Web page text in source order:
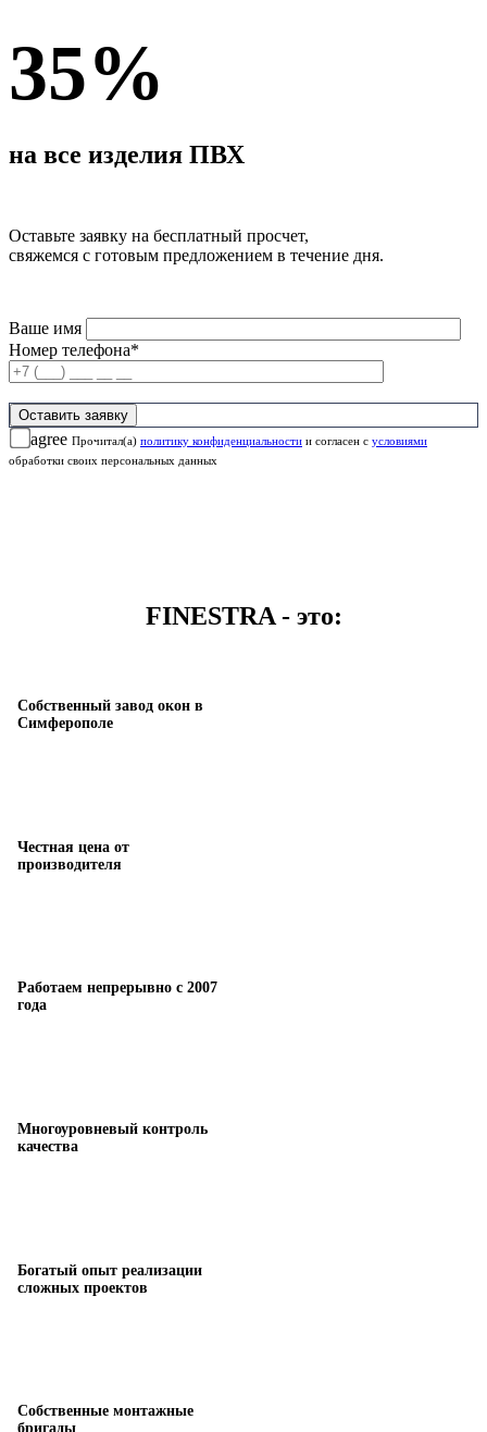
35%
на все изделия ПВХ
Оставьте заявку на бесплатный просчет,
свяжемся с готовым предложением в течение дня.
Ваше имя
Номер телефона*
agree Прочитал(а) политику конфиденциальности и согласен с условиями
обработки своих персональных данных
FINESTRA - это:
Собственный завод окон в
Симферополе
Честная цена от
производителя
Работаем непрерывно с 2007
года
Многоуровневый контроль
качества
Богатый опыт реализации
сложных проектов
Собственные монтажные
бригады